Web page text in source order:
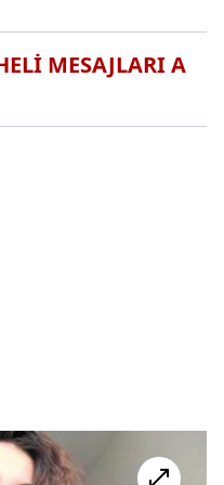
MESAJLARI A